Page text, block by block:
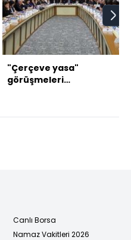
"Çerçeve yasa"
görüşmeleri
Canlı Borsa
Namaz Vakitleri 2026